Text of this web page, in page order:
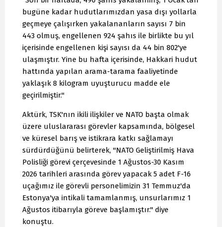
bugüne kadar hudutlarımızdan yasa dışı yollarla
geçmeye çalışırken yakalananların sayısı 7 bin
443 olmuş, engellenen 924 şahıs ile birlikte bu yıl
içerisinde engellenen kişi sayısı da 44 bin 802'ye
ulaşmıştır. Yine bu hafta içerisinde, Hakkari hudut
hattında yapılan arama-tarama faaliyetinde
yaklaşık 8 kilogram uyuşturucu madde ele
geçirilmiştir."
Aktürk, TSK'nın ikili ilişkiler ve NATO başta olmak
üzere uluslararası görevler kapsamında, bölgesel
ve küresel barış ve istikrara katkı sağlamayı
sürdürdüğünü belirterek, "NATO Geliştirilmiş Hava
Polisliği görevi çerçevesinde 1 Ağustos-30 Kasım
2026 tarihleri arasında görev yapacak 5 adet F-16
uçağımız ile görevli personelimizin 31 Temmuz'da
Estonya'ya intikali tamamlanmış, unsurlarımız 1
Ağustos itibarıyla göreve başlamıştır." diye
konuştu.